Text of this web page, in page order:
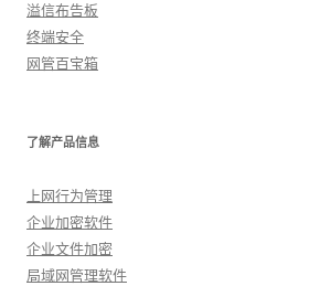
溢信布告板
终端安全
网管百宝箱
了解产品信息
上网行为管理
企业加密软件
企业文件加密
局域网管理软件